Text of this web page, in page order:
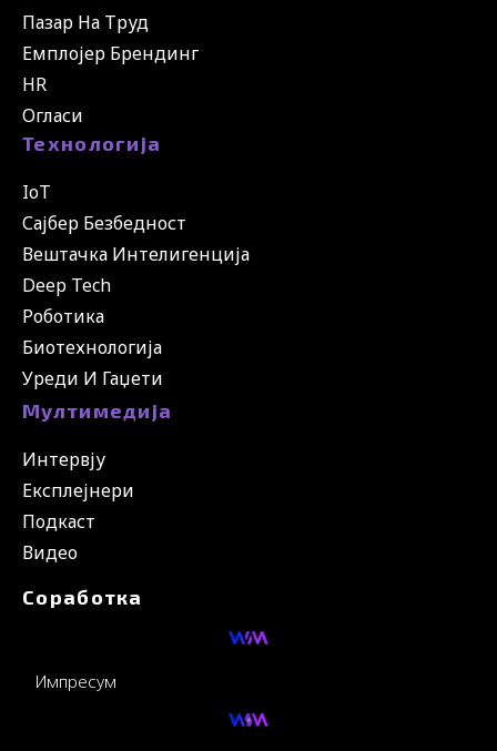
Пазар На Труд
Емплојер Брендинг
HR
Огласи
Технологија
IoT
Сајбер Безбедност
Вештачка Интелигенција
Deep Tech
Роботика
Биотехнологија
Уреди И Гаџети
Мултимедија
Интервју
Експлејнери
Подкаст
Видео
Соработка
Импресум